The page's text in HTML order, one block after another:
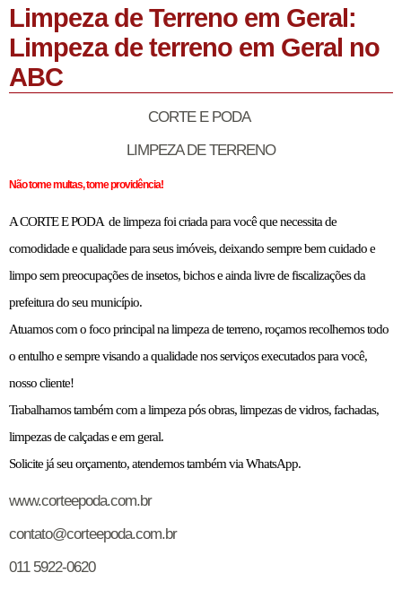
Limpeza de Terreno em Geral:
Limpeza de terreno em Geral no
ABC
CORTE E PODA
LIMPEZA DE TERRENO
Não tome multas, tome providência!
A CORTE E PODA de limpeza foi criada para você que necessita de
comodidade e qualidade para seus imóveis, deixando sempre bem cuidado e
limpo sem preocupações de insetos, bichos e ainda livre de fiscalizações da
prefeitura do seu município.
Atuamos com o foco principal na limpeza de terreno, roçamos recolhemos todo
o entulho e sempre visando a qualidade nos serviços executados para você,
nosso cliente!
Trabalhamos também com a limpeza pós obras, limpezas de vidros, fachadas,
limpezas de calçadas e em geral.
Solicite já seu orçamento, atendemos também via WhatsApp.
www.corteepoda.com.br
contato@corteepoda.com.br
011 5922-0620